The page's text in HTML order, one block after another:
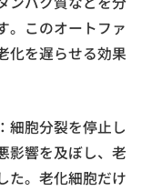
。このオートファ
化を遅らせる効果
細胞分裂を停止し
影響を及ぼし、老
た。老化細胞だけ